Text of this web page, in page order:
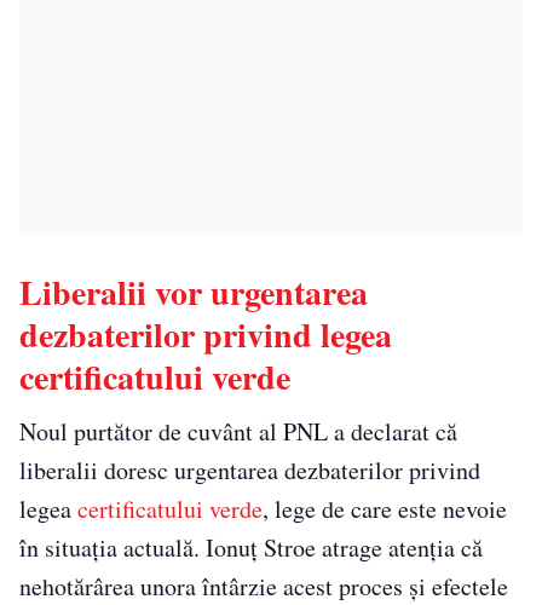
Liberalii vor urgentarea
dezbaterilor privind legea
certificatului verde
Noul purtător de cuvânt al PNL a declarat că
liberalii doresc urgentarea dezbaterilor privind
legeacertificatului verde, lege de care este nevoie
în situația actuală. Ionuț Stroe atrage atenția că
nehotărârea unora întârzie acest proces și efectele